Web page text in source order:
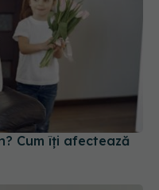
Cum îți afectează